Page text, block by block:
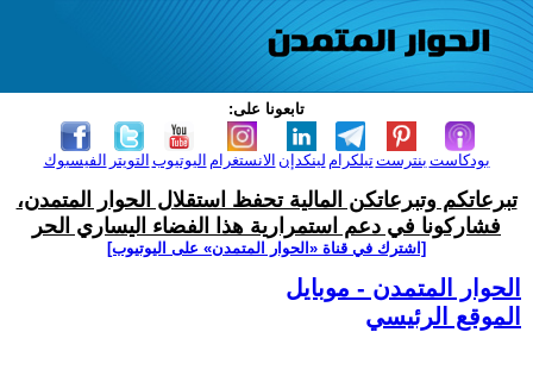
تابعونا على:
الفيسبوك التويتر اليوتيوب الانستغرام لينكدإن تيلكرامبنترست بودكاست
تبرعاتكم وتبرعاتكن المالية تحفظ استقلال الحوار المتمدن،
فشاركونا في دعم استمرارية هذا الفضاء اليساري الحر
[اشترك في قناة ‫«الحوار المتمدن» على اليوتيوب]
الحوار المتمدن - موبايل
الموقع الرئيسي